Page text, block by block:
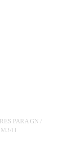
PARA GN /
H